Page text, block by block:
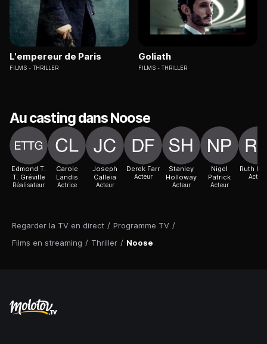
Regarder la TV en direct / Programme TV /
Films en streaming / Thriller / Noose
L'empereur de Paris
FILMS THRILLER
Goliath
FILMS THRILLER
Au casting dans Noose
Edmond T.
T. Gréville
Réalisateur
Carole
Landis
Actrice
Joseph
Calleia
Acteur
Derek Farr
Acteur
Stanley
Holloway
Acteur
Nigel
Patrick
Acteur
Ruth
Acteur